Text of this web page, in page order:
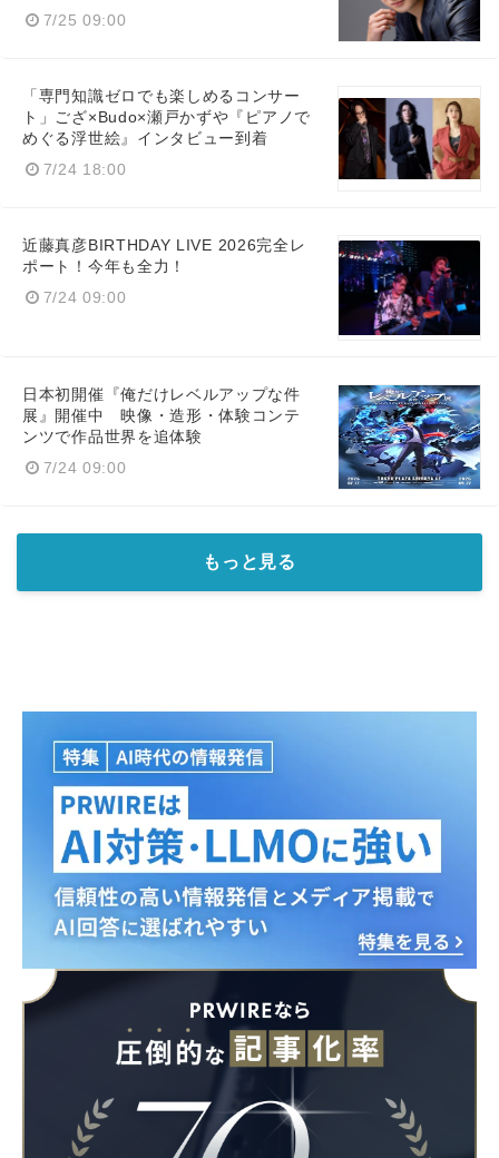
7/25 09:00
「専門知識ゼロでも楽しめるコンサー
ト」ござ×Budo×瀬戸かずや『ピアノで
めぐる浮世絵』インタビュー到着
7/24 18:00
近藤真彦BIRTHDAY LIVE 2026完全レ
ポート！今年も全力！
7/24 09:00
日本初開催『俺だけレベルアップな件
展』開催中 映像・造形・体験コンテ
ンツで作品世界を追体験
7/24 09:00
もっと見る